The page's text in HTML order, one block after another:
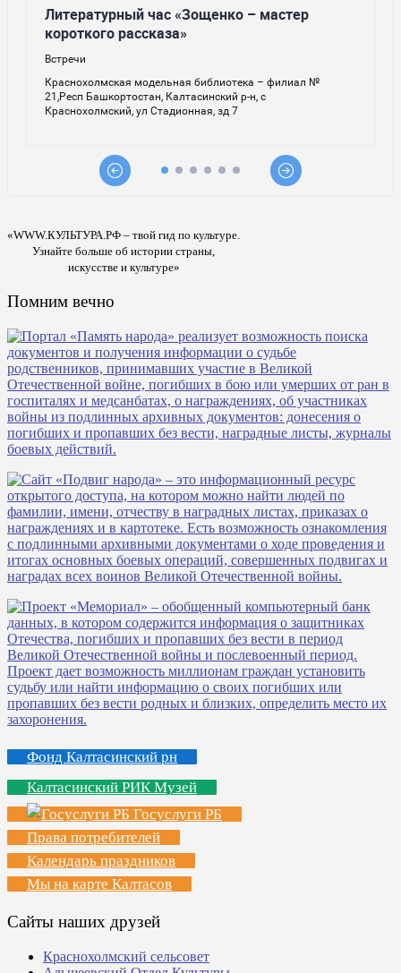
«WWW.КУЛЬТУРА.РФ – твой гид по культуре.
Узнайте больше об истории страны,
искусстве и культуре»
Помним вечно
Фонд Калтасинский рн
Калтасинский РИК Музей
Госуслуги РБ
Права потребителей
Календарь праздников
Мы на карте Калтасов
Сайты наших друзей
Краснохолмский сельсовет